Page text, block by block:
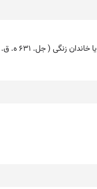
تسلیم مغول شد و ۵٠ سال پادشاهی و ۹۶ سال عمر کرد.